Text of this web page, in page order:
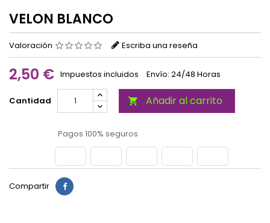
VELON BLANCO
Valoración Escriba una reseña
2,50 € Impuestos incluidos Envío: 24/48 Horas
Cantidad  Añadir al carrito
Pagos 100% seguros
Compartir